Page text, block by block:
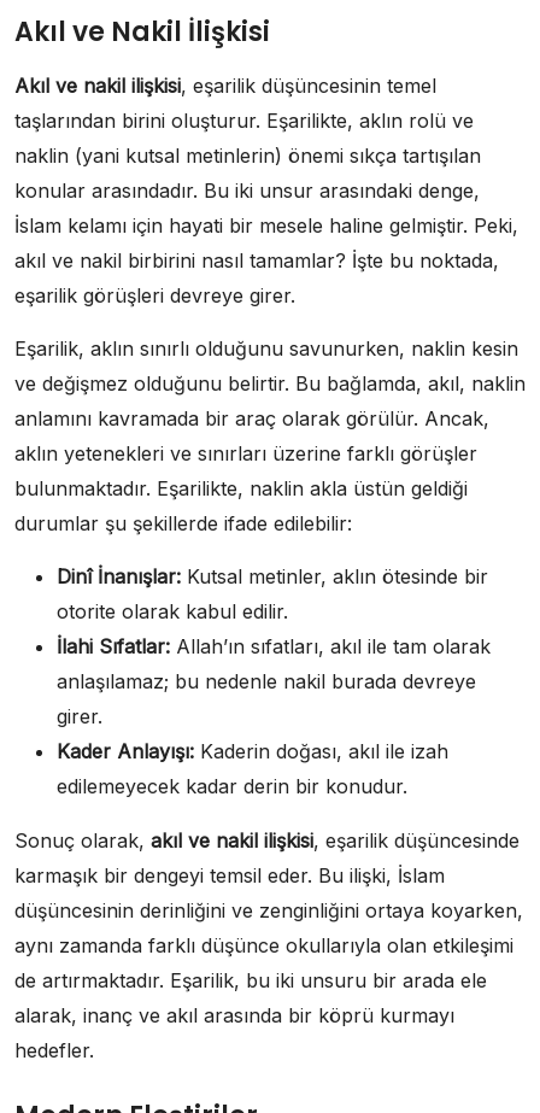
Akıl ve Nakil İlişkisi
Akıl ve nakil ilişkisi, eşarilik düşüncesinin temel
taşlarından birini oluşturur. Eşarilikte, aklın rolü ve
naklin (yani kutsal metinlerin) önemi sıkça tartışılan
konular arasındadır. Bu iki unsur arasındaki denge,
İslam kelamı için hayati bir mesele haline gelmiştir. Peki,
akıl ve nakil birbirini nasıl tamamlar? İşte bu noktada,
eşarilik görüşleri devreye girer.
Eşarilik, aklın sınırlı olduğunu savunurken, naklin kesin
ve değişmez olduğunu belirtir. Bu bağlamda, akıl, naklin
anlamını kavramada bir araç olarak görülür. Ancak,
aklın yetenekleri ve sınırları üzerine farklı görüşler
bulunmaktadır. Eşarilikte, naklin akla üstün geldiği
durumlar şu şekillerde ifade edilebilir:
Dinî İnanışlar: Kutsal metinler, aklın ötesinde bir
otorite olarak kabul edilir.
İlahi Sıfatlar: Allah’ın sıfatları, akıl ile tam olarak
anlaşılamaz; bu nedenle nakil burada devreye
girer.
Kader Anlayışı: Kaderin doğası, akıl ile izah
edilemeyecek kadar derin bir konudur.
Sonuç olarak, akıl ve nakil ilişkisi, eşarilik düşüncesinde
karmaşık bir dengeyi temsil eder. Bu ilişki, İslam
düşüncesinin derinliğini ve zenginliğini ortaya koyarken,
aynı zamanda farklı düşünce okullarıyla olan etkileşimi
de artırmaktadır. Eşarilik, bu iki unsuru bir arada ele
alarak, inanç ve akıl arasında bir köprü kurmayı
hedefler.